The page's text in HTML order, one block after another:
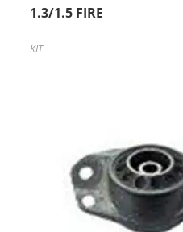
1.3/1.5 FIRE
KIT